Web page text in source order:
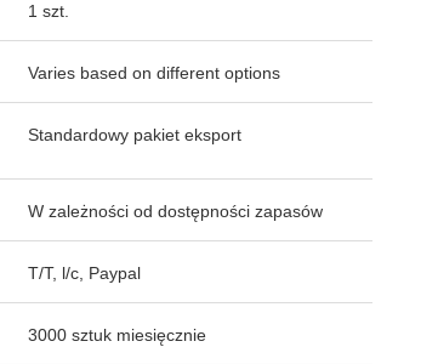
1 szt.
Varies based on different options
Standardowy pakiet eksport
W zależności od dostępności zapasów
T/T, l/c, Paypal
3000 sztuk miesięcznie